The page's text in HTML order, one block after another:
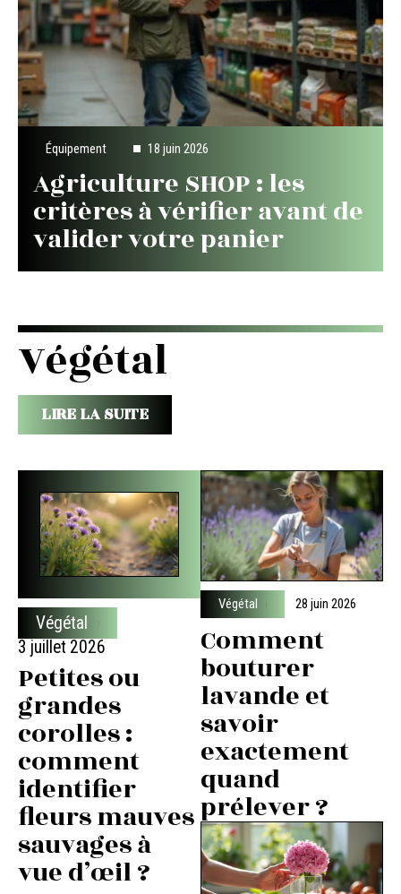
Équipement 18 juin 2026
Agriculture SHOP : les
critères à vérifier avant de
valider votre panier
Végétal
LIRE LA SUITE
Végétal
3 juillet 2026
Petites ou
grandes
corolles :
comment
identifier
fleurs mauves
sauvages à
vue d’œil ?
Végétal 28 juin 2026
Comment
bouturer
lavande et
savoir
exactement
quand
prélever ?